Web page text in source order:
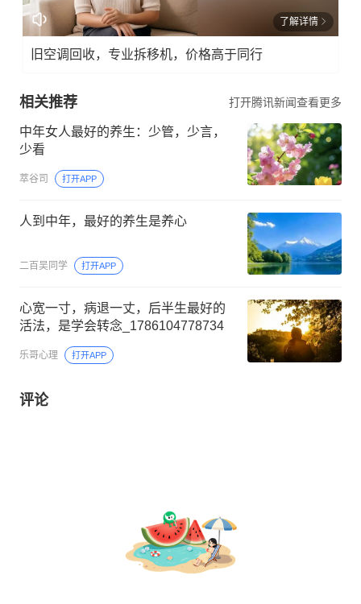
了解详情
旧空调回收，专业拆移机，价格高于同行
相关推荐 打开腾讯新闻查看更多
中年女人最好的养生：少管，少言，
少看
萃谷司 打开APP
人到中年，最好的养生是养心
二百吴同学 打开APP
心宽一寸，病退一丈，后半生最好的
活法，是学会转念_1786104778734
乐哥心理 打开APP
评论